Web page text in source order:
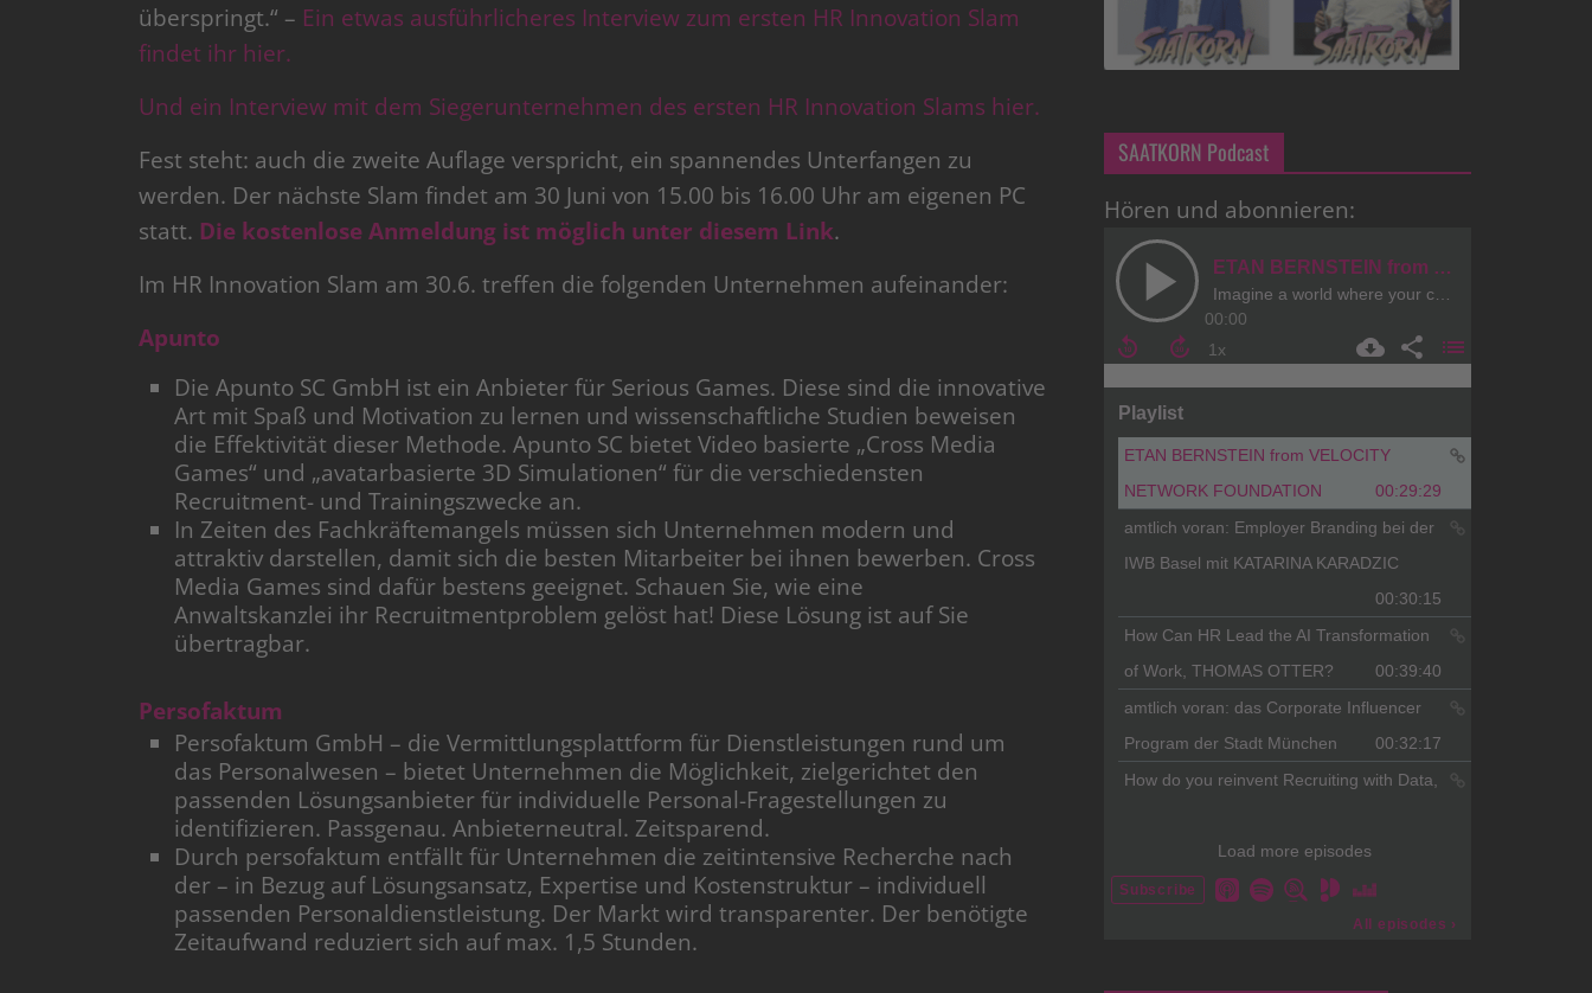
überspringt.“ – Ein etwas ausführlicheres Interview zum ersten HR Innovation Slam
findet ihr hier.
Und ein Interview mit dem Siegerunternehmen des ersten HR Innovation Slams hier.
Fest steht: auch die zweite Auflage verspricht, ein spannendes Unterfangen zu
werden. Der nächste Slam findet am 30 Juni von 15.00 bis 16.00 Uhr am eigenen PC
statt. Die kostenlose Anmeldung ist möglich unter diesem Link.
Im HR Innovation Slam am 30.6. treffen die folgenden Unternehmen aufeinander:
Apunto
Die Apunto SC GmbH ist ein Anbieter für Serious Games. Diese sind die innovative
Art mit Spaß und Motivation zu lernen und wissenschaftliche Studien beweisen
die Effektivität dieser Methode. Apunto SC bietet Video basierte „Cross Media
Games“ und „avatarbasierte 3D Simulationen“ für die verschiedensten
Recruitment- und Trainingszwecke an.
In Zeiten des Fachkräftemangels müssen sich Unternehmen modern und
attraktiv darstellen, damit sich die besten Mitarbeiter bei ihnen bewerben. Cross
Media Games sind dafür bestens geeignet. Schauen Sie, wie eine
Anwaltskanzlei ihr Recruitmentproblem gelöst hat! Diese Lösung ist auf Sie
übertragbar.
Persofaktum
Persofaktum GmbH – die Vermittlungsplattform für Dienstleistungen rund um
das Personalwesen – bietet Unternehmen die Möglichkeit, zielgerichtet den
passenden Lösungsanbieter für individuelle Personal-Fragestellungen zu
identifizieren. Passgenau. Anbieterneutral. Zeitsparend.
Durch persofaktum entfällt für Unternehmen die zeitintensive Recherche nach
der – in Bezug auf Lösungsansatz, Expertise und Kostenstruktur – individuell
passenden Personaldienstleistung. Der Markt wird transparenter. Der benötigte
Zeitaufwand reduziert sich auf max. 1,5 Stunden.
SAATKORN Podcast
Hören und abonnieren: